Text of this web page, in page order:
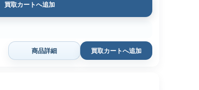
買取カートへ追加
商品詳細 買取カートへ追加